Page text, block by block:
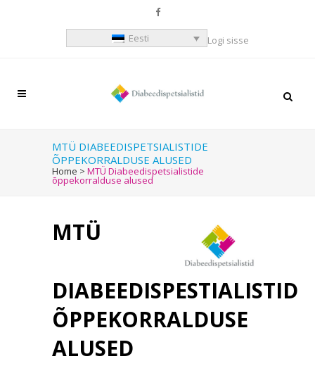
Eesti Logi sisse
MTÜ DIABEEDISPETSIALISTIDE
ÕPPEKORRALDUSE ALUSED
Home > MTÜ Diabeedispetsialistide
õppekorralduse alused
MTÜ
DIABEEDISPESTIALISTID
ÕPPEKORRALDUSE
ALUSED